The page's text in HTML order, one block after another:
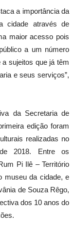
a importância da
cidade através de
maior acesso pois
a um número
sujeitos que já têm
e seus serviços”,
da Secretaria de
edição foram
realizadas no
2018. Entre os
Pi Ilê – Território
museu da cidade, e
de Souza Rêgo,
dos 10 anos do